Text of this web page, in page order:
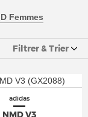
Femmes
Filtrer & Trier
adidas
NMD V3